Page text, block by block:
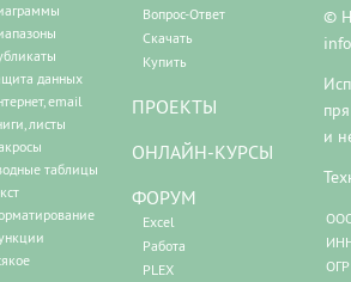
данных
email
листы
таблицы
Вопрос-Ответ
Скачать
Купить
ПРОЕКТЫ
ОНЛАЙН-КУРСЫ
ФОРУМ
Excel
Работа
PLEX
©
и